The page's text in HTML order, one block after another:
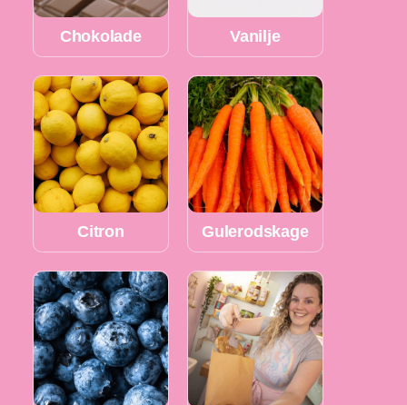
Chokolade Vanilje
Citron Gulerodskage